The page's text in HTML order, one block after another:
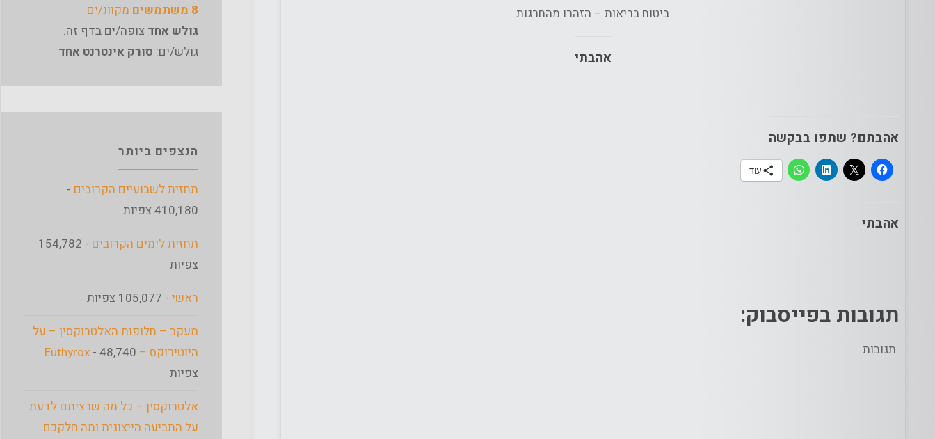
ביטוח בריאות – הזהרו מהחרגות
אהבתי
אהבתם? שתפו בבקשה
עוד
אהבתי
תגובות בפייסבוק:
תגובות
8 משתמשים
מקוונ/ים
גולש אחד צופה/ים בדף זה.
גולש/ים: סורק אינטרנט אחד
הנצפים ביותר
תחזית לשבועיים הקרובים -
410,180 צפיות
תחזית לימים הקרובים
- 154,782
צפיות
ראשי - 105,077 צפיות
מעקב – חלופות האלטרוקסין – על
היוטירוקס – Euthyrox - 48,740
צפיות
אלטרוקסין – כל מה שרציתם לדעת
על התביעה הייצוגית ומה חלקכם